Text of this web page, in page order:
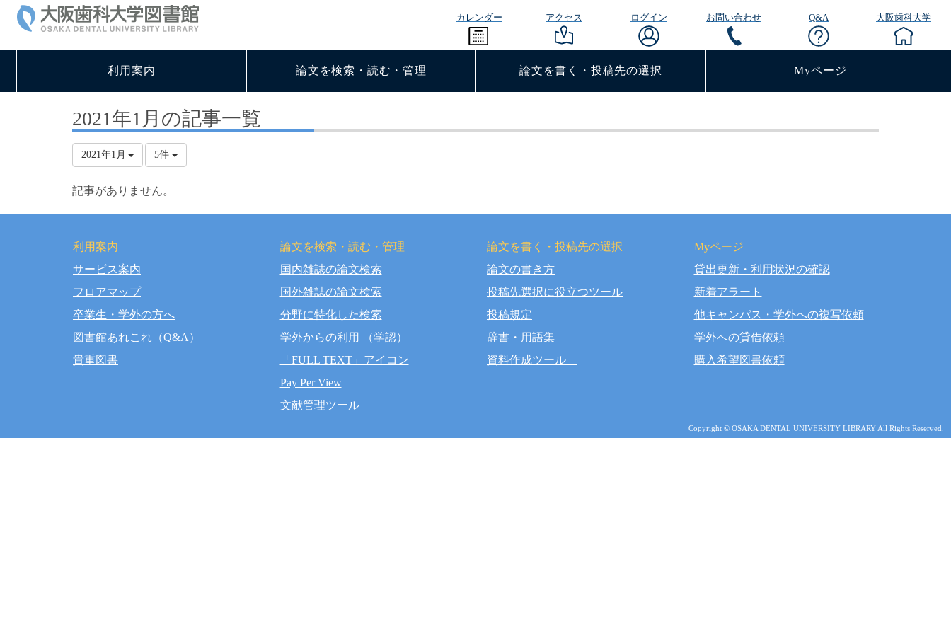
カレンダー アクセス ログイン お問い合わせ Q&A 大阪歯科大学
利用案内 論文を検索・読む・管理 論文を書く・投稿先の選択 Myページ
2021年1月の記事一覧
2021年1月 5件
記事がありません。
利用案内
サービス案内
フロアマップ
卒業生・学外の方へ
図書館あれこれ（Q&A）
貴重図書
論文を検索・読む・管理
国内雑誌の論文検索
国外雑誌の論文検索
分野に特化した検索
学外からの利用 （学認）
「FULL TEXT」アイコン
Pay Per View
文献管理ツール
論文を書く・投稿先の選択
論文の書き方
投稿先選択に役立つツール
投稿規定
辞書・用語集
資料作成ツール
Myページ
貸出更新・利用状況の確認
新着アラート
他キャンパス・学外への複写依頼
学外への貸借依頼
購入希望図書依頼
Copyright © OSAKA DENTAL UNIVERSITY LIBRARY All Rights Reserved.
Copyright © OSAKA DENTAL UNIVERSITY LIBRARY All Rights Reserved.